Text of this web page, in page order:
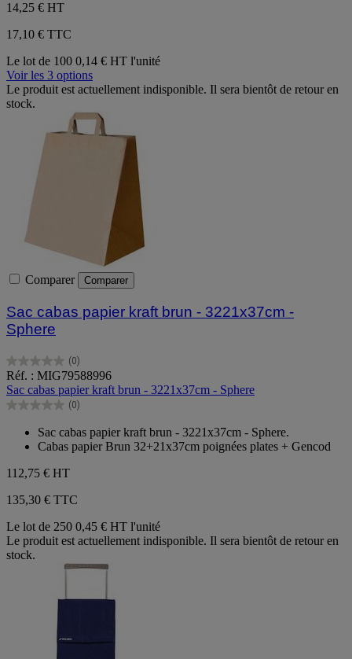
14,25 € HT
17,10 € TTC
Le lot de 100 0,14 € HT l'unité
Voir les 3 options
Le produit est actuellement indisponible. Il sera bientôt de retour en
stock.
Comparer Comparer
Sac cabas papier kraft brun - 3221x37cm -
Sphere
(0)
0.0
sur
5
étoiles.
Réf. : MIG79588996
Sac cabas papier kraft brun - 3221x37cm - Sphere
(0)
0.0
étoiles.
Sac cabas papier kraft brun - 3221x37cm - Sphere.
Cabas papier Brun 32+21x37cm poignées plates + Gencod
112,75 € HT
135,30 € TTC
Le lot de 250 0,45 € HT l'unité
Le produit est actuellement indisponible. Il sera bientôt de retour en
stock.